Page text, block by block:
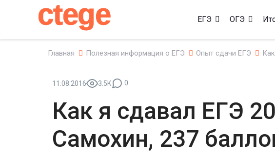
ctege ЕГЭ ОГЭ
Главная Полезная информация о ЕГЭ Опыт сдачи ЕГЭ
11.08.2016 3.5K 0
Как я сдавал ЕГЭ
Самохин, 237